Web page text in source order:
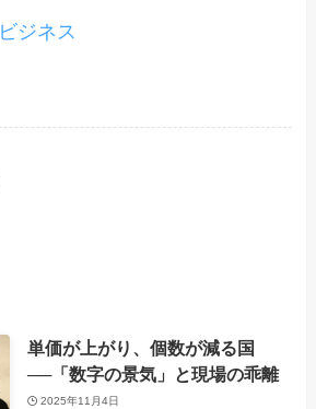
ビジネス
単価が上がり、個数が減る国
──「数字の景気」と現場の乖離
2025年11月4日